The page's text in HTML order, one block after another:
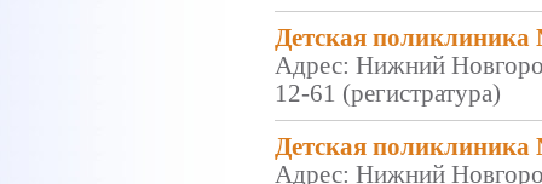
Детская поликлиника
Адрес: Нижний
12-61 (регистратура)
Детская поликлиника
Адрес: Нижний